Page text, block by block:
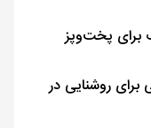
برای پخت‌وپز
روشنایی در